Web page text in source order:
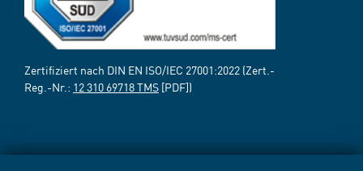
Zertifiziert nach DIN EN ISO/IEC 27001:2022 (Zert.-
Reg.-Nr.: 12 310 69718 TMS [PDF])